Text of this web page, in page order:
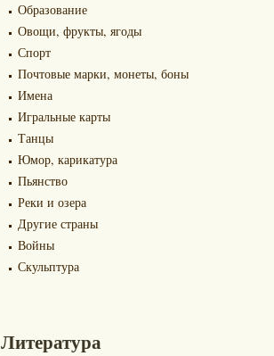
Образование
Овощи, фрукты, ягоды
Спорт
Почтовые марки, монеты, боны
Имена
Игральные карты
Танцы
Юмор, карикатура
Пьянство
Реки и озера
Другие страны
Войны
Скульптура
Литература